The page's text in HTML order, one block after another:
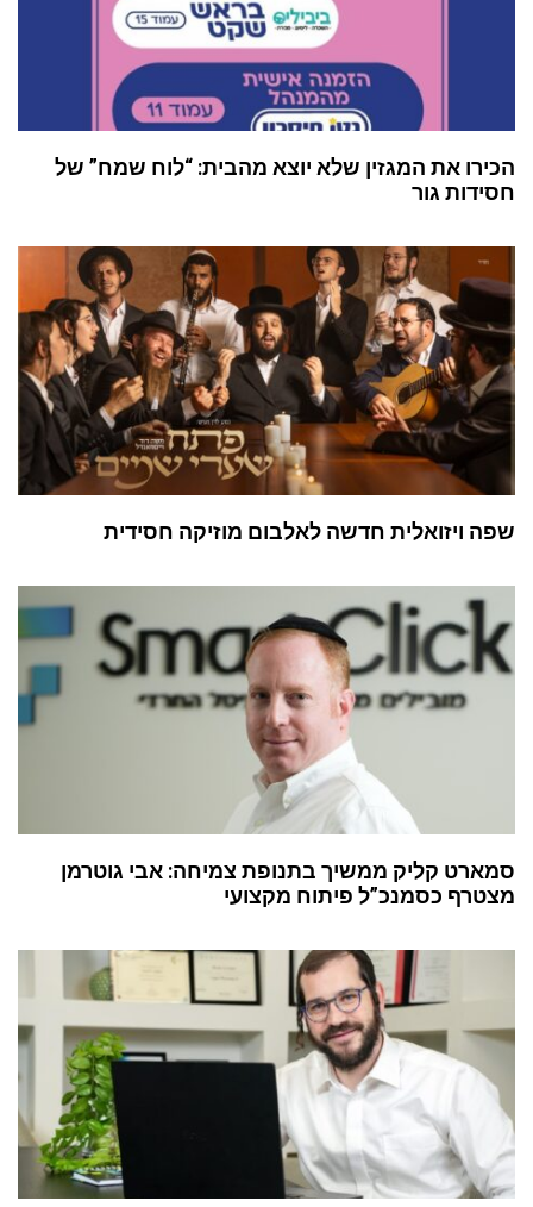
הכירו את המגזין שלא יוצא מהבית: “לוח שמח” של
חסידות גור
שפה ויזואלית חדשה לאלבום מוזיקה חסידית
סמארט קליק ממשיך בתנופת צמיחה: אבי גוטרמן
מצטרף כסמנכ”ל פיתוח מקצועי